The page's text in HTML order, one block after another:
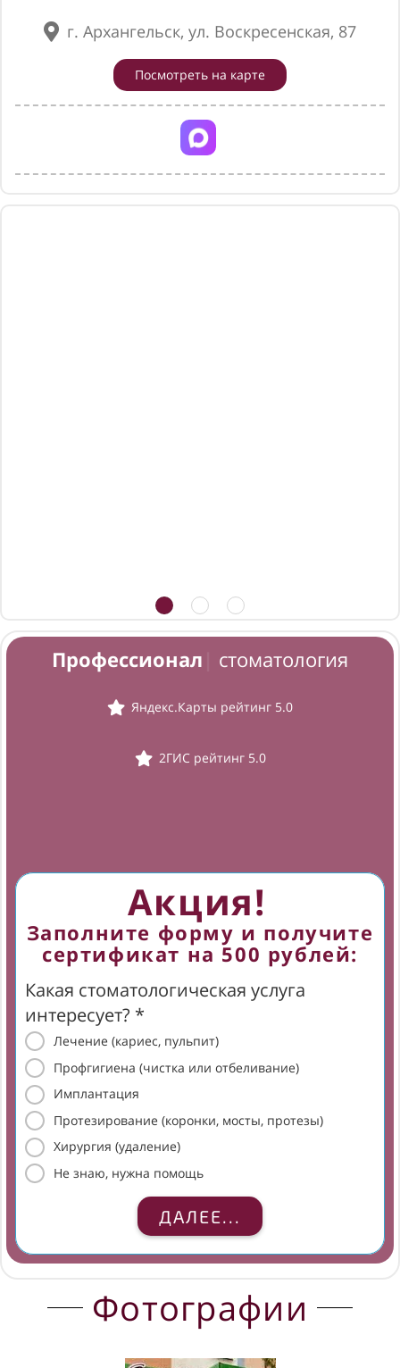
г. Архангельск, ул. Воскресенская, 87
Посмотреть на карте
Профессиональна|стоматология
Яндекс.Карты рейтинг 5.0
2ГИС рейтинг 5.0
Акция!
Заполните форму и получите
сертификат на 500 рублей:
Какая стоматологическая услуга
интересует? *
Лечение (кариес, пульпит)
Профгигиена (чистка или отбеливание)
Имплантация
Протезирование (коронки, мосты, протезы)
Хирургия (удаление)
Не знаю, нужна помощь
ДАЛЕЕ...
Фотографии